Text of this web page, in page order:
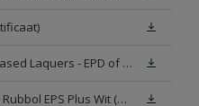
Sikkens Exterior Solventbased Laquers - EPD of Milieuproductverklaring
Veiligheidsinformatieblad Rubbol EPS Plus Wit (MSDS)